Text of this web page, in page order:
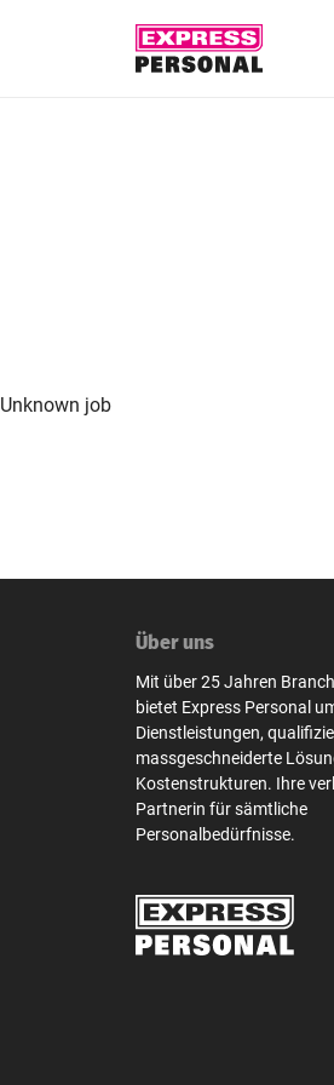
Unknown job
Über uns
Mit über 25 Jahren
bietet Express Personal
Dienstleistungen,
massgeschneiderte
Kostenstrukturen. Ihre
Partnerin für sämtliche
Personalbedürfnisse.